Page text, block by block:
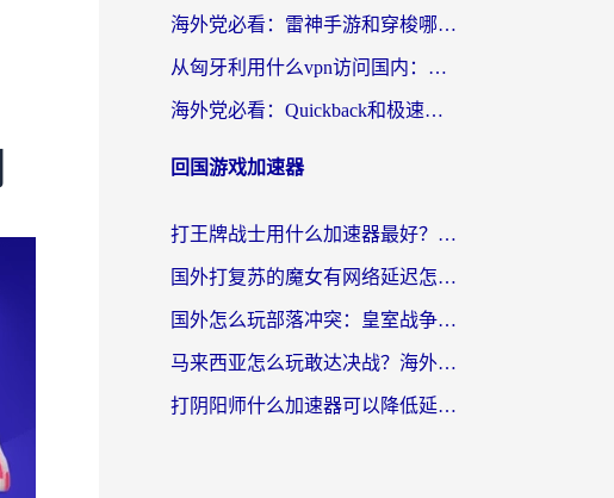
海外党必看：雷神手游和穿梭哪个好？3步教你选对回国加速器（附实测对比）
从匈牙利用什么vpn访问国内：一份海外游子的网络归乡指南
海外党必看：Quickback和极速穿梭VPN好用吗？3步选对回国加速器实现无缝刷国内资源
回国游戏加速器
打王牌战士用什么加速器最好？海外玩家的终极选择指南
国外打复苏的魔女有网络延迟怎么办？2026海外玩家国服游戏加速全攻略
国外怎么玩部落冲突：皇室战争不卡？海外玩家畅玩国服游戏终极指南
马来西亚怎么玩敢达决战？海外党国服游戏加速避坑指南（附实测推荐）
打阴阳师什么加速器可以降低延迟？海外玩家的真实困境与破局